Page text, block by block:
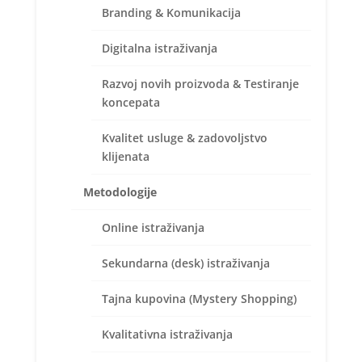
Branding & Komunikacija
Digitalna istraživanja
Razvoj novih proizvoda & Testiranje
koncepata
Kvalitet usluge & zadovoljstvo
klijenata
Metodologije
Online istraživanja
Sekundarna (desk) istraživanja
Tajna kupovina (Mystery Shopping)
Kvalitativna istraživanja
marketinga i komunikacija, iz više od 65 agencija i 58